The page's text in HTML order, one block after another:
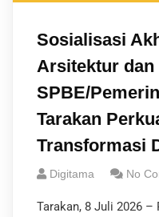
Sosialisasi
Arsitektur dan
SPBE/
Tarakan
Transformasi
Digitama No
Tarakan, 8 Juli 2026 –